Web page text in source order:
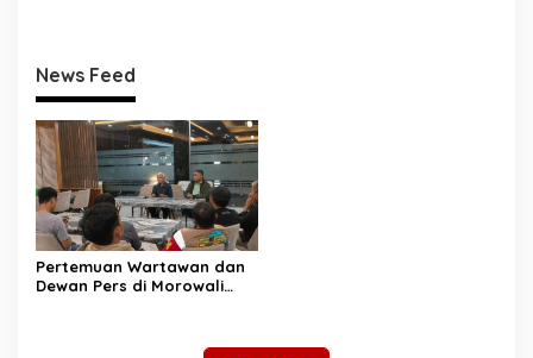
News Feed
Pertemuan Wartawan dan
Dewan Pers di Morowali